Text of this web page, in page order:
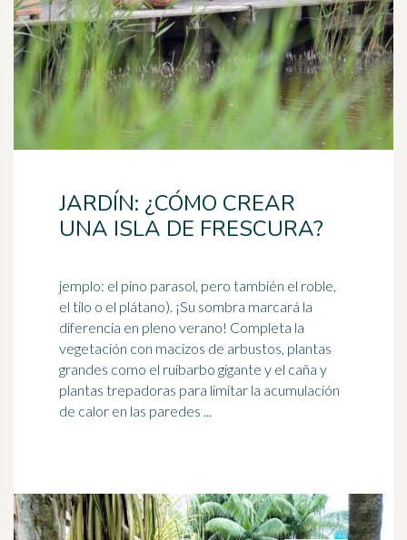
JARDÍN: ¿CÓMO CREAR
UNA ISLA DE FRESCURA?
jemplo: el pino parasol, pero también el roble,
el tilo o el plátano). ¡Su sombra marcará la
diferencia en pleno verano! Completa la
vegetación con macizos de arbustos, plantas
grandes como el ruibarbo gigante y el caña y
plantas trepadoras para limitar la acumulación
de calor en las paredes ...